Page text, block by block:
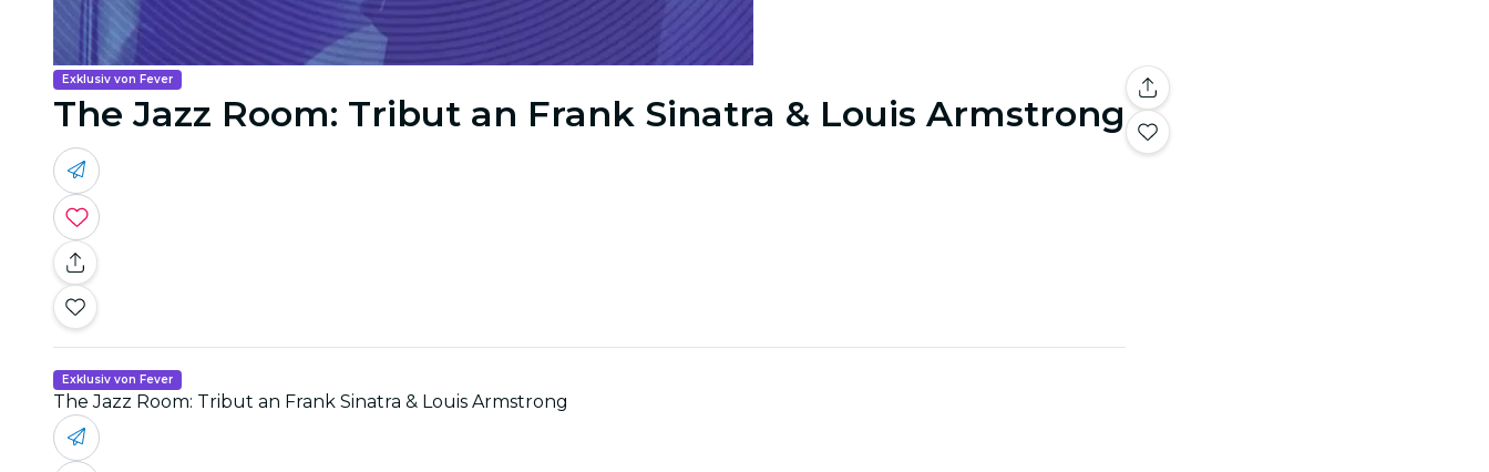
Exklusiv von Fever
The Jazz Room: Tribut an Frank Sinatra & Louis Armstrong
Exklusiv von Fever
The Jazz Room: Tribut an Frank Sinatra & Louis Armstrong